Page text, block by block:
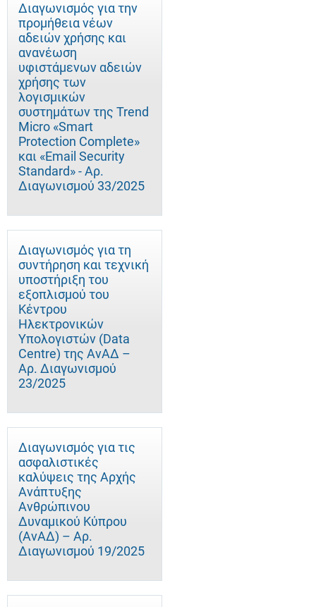
Διαγωνισμός για την
προμήθεια νέων
αδειών χρήσης και
ανανέωση
υφιστάμενων αδειών
χρήσης των
λογισμικών
συστημάτων της Trend
Micro «Smart
Protection Complete»
και «Email Security
Standard» - Αρ.
Διαγωνισμού 33/2025
Διαγωνισμός για τη
συντήρηση και τεχνική
υποστήριξη του
εξοπλισμού του
Κέντρου
Ηλεκτρονικών
Υπολογιστών (Data
Centre) της ΑνΑΔ –
Αρ. Διαγωνισμού
23/2025
Διαγωνισμός για τις
ασφαλιστικές
καλύψεις της Αρχής
Ανάπτυξης
Ανθρώπινου
Δυναμικού Κύπρου
(ΑνΑΔ) – Αρ.
Διαγωνισμού 19/2025